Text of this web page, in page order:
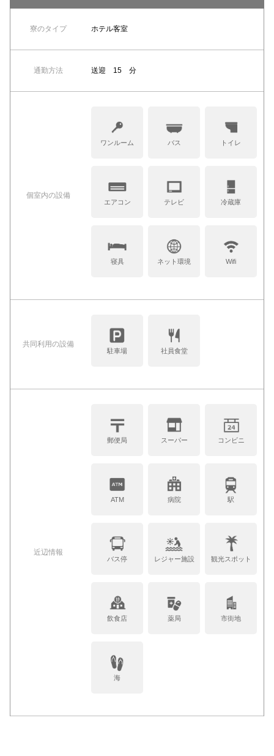
寮のタイプ ホテル客室
通勤方法 送迎 15 分
個室内の設備
ワンルーム バス トイレ
エアコン テレビ 冷蔵庫
寝具 ネット環境 Wifi
共同利⽤の設備
駐車場 社員食堂
近辺情報
郵便局 スーパー コンビニ
ATM 病院 駅
バス停 レジャー施設 観光スポット
飲食店 薬局 市街地
海